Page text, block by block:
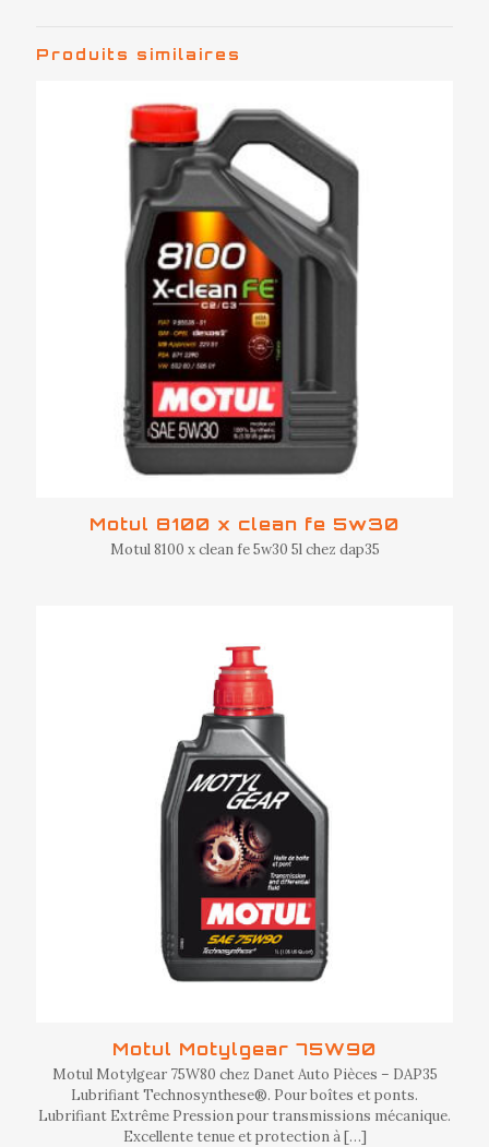
Produits similaires
Motul 8100 x clean fe 5w30
Motul 8100 x clean fe 5w30 5l chez dap35
Motul Motylgear 75W90
Motul Motylgear 75W80 chez Danet Auto Pièces – DAP35
Lubrifiant Technosynthese®. Pour boîtes et ponts.
Lubrifiant Extrême Pression pour transmissions mécanique.
Excellente tenue et protection à[…]